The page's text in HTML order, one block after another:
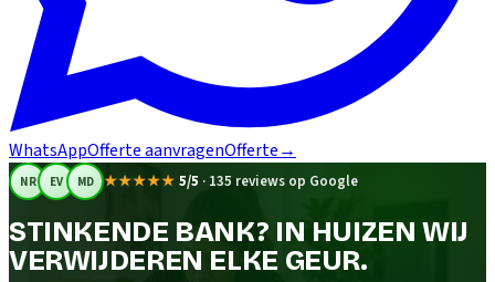
WhatsAppOfferte aanvragenOfferte→
NR EV MD ★★★★★ 5/5 · 135 reviews op Google
STINKENDE BANK? IN HUIZEN WIJ
VERWIJDEREN ELKE GEUR.